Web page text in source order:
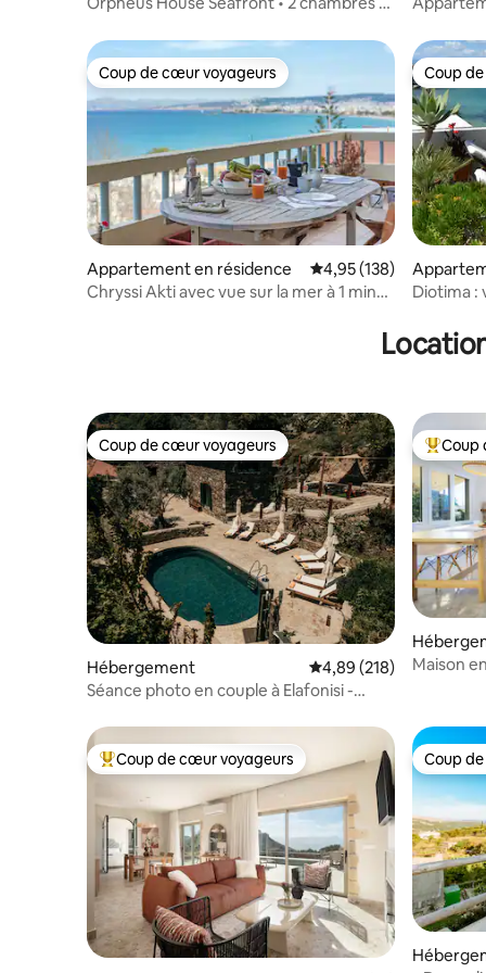
Coup de cœur voyageurs
Coup de cœur voyageurs
Appartement en résidence Évaluation moyenne
4,95 (138)
Chryssi Akti avec vue sur la mer à 1 min
Coup
Coup
Diotima :
Coup de cœur voyageurs
Coup de cœur voyageurs
Hébergement Évaluation moyenne
4,89 (218)
Séance photo en couple à Elafonisi -
Coups
Coup
Maison
Coups de cœur voyageurs les plus appréciés
Coup de cœur voyageurs Coup
Coup